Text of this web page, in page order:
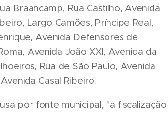
Braancamp, Rua Castilho, Avenida
Largo Camões, Príncipe Real,
Avenida Defensores de
Avenida João XXI, Avenida da
Rua de São Paulo, Avenida
Casal Ribeiro.
por fonte municipal, "a fiscalização